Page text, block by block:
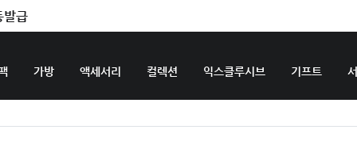
발급
가방 액세서리 컬렉션 익스클루시브 기프트